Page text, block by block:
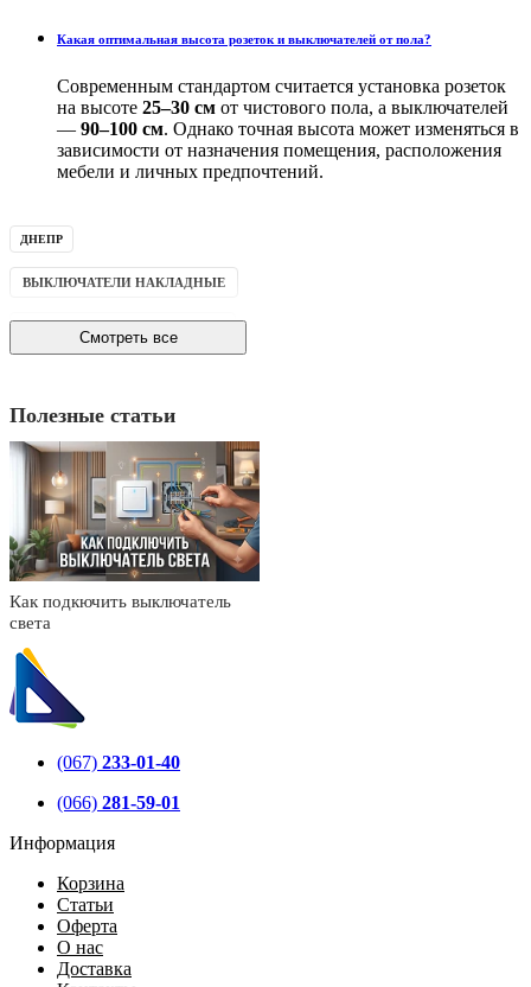
Современным стандартом считается установка розеток
на высоте 25–30 смот чистового пола, а выключателей
—90–100 см . Однако точная высота может изменяться в
зависимости от назначения помещения, расположения
ДНЕПР
ВЫКЛЮЧАТЕЛИ ПРОХОДНЫЕ
Полезные статьи
Как подкючить выключатель
света
Корзина
Статьи
Оферта
О нас